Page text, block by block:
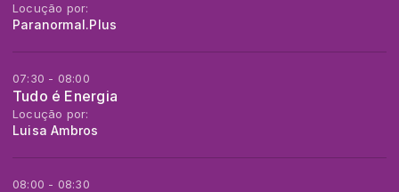
Locução por:
Paranormal.Plus
07:30 - 08:00
Tudo é Energia
Locução por:
Luisa Ambros
08:00 - 08:30